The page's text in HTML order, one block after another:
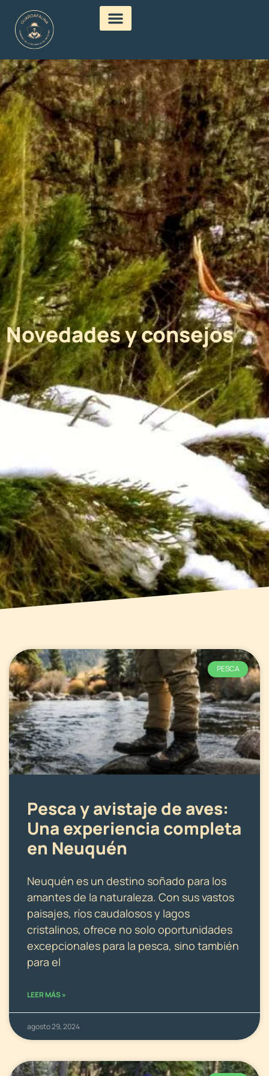
Novedades y consejos
PESCA
Pesca y avistaje de aves:
Una experiencia completa
en Neuquén
Neuquén es un destino soñado para los
amantes de la naturaleza. Con sus vastos
paisajes, ríos caudalosos y lagos
cristalinos, ofrece no solo oportunidades
excepcionales para la pesca, sino también
para el
LEER MÁS »
agosto 29, 2024